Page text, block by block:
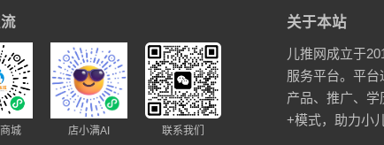
城 店小满AI 联系我们
关于本站
儿推网成立于
服务平台。平台
产品、推广、
+模式，助力小